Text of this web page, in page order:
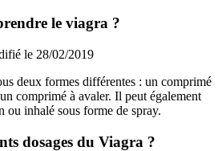
le viagra ?
le 28/02/2019
deux formes différentes : un comprimé
comprimé à avaler. Il peut également
ou inhalé sous forme de spray.
dosages du Viagra ?